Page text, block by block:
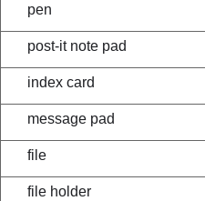
pen
post-it note pad
index card
message pad
file
file holder